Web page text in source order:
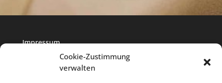
Cookie-Zustimmung
verwalten
Impressum